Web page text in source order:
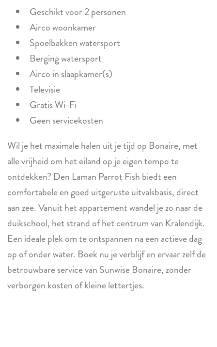
Geschikt voor 2 personen
Airco woonkamer
Spoelbakken watersport
Berging watersport
Airco in slaapkamer(s)
Televisie
Gratis Wi-Fi
Geen servicekosten
Wil je het maximale halen uit je tijd op Bonaire, met
alle vrijheid om het eiland op je eigen tempo te
ontdekken? Den Laman Parrot Fish biedt een
comfortabele en goed uitgeruste uitvalsbasis, direct
aan zee. Vanuit het appartement wandel je zo naar de
duikschool, het strand of het centrum van Kralendijk.
Een ideale plek om te ontspannen na een actieve dag
op of onder water. Boek nu je verblijf en ervaar zelf de
betrouwbare service van Sunwise Bonaire, zonder
verborgen kosten of kleine lettertjes.